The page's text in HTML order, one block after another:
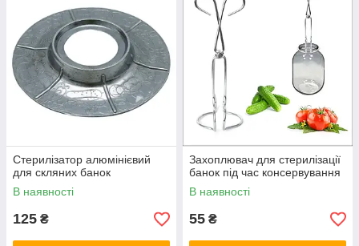
Стерилізатор алюмінієвий
для скляних банок
В наявності
125 ₴
Захоплювач для стерилізації
банок під час консервування
В наявності
55 ₴